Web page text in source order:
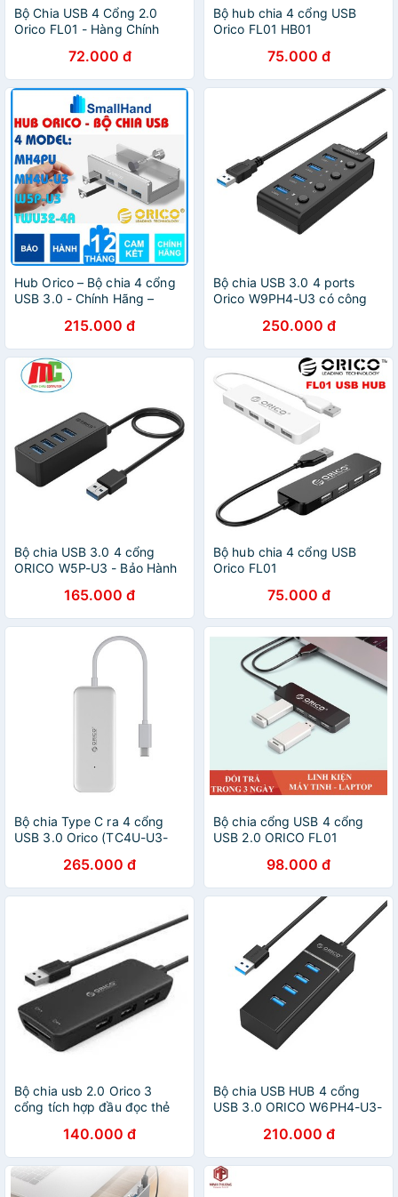
Bộ Chia USB 4 Cổng 2.0
Orico FL01 - Hàng Chính
72.000 đ
Bộ hub chia 4 cổng USB
Orico FL01 HB01
75.000 đ
Hub Orico – Bộ chia 4 cổng
USB 3.0 - Chính Hãng –
215.000 đ
Bộ chia USB 3.0 4 ports
Orico W9PH4-U3 có công
250.000 đ
Bộ chia USB 3.0 4 cổng
ORICO W5P-U3 - Bảo Hành
165.000 đ
Bộ hub chia 4 cổng USB
Orico FL01
75.000 đ
Bộ chia Type C ra 4 cổng
USB 3.0 Orico (TC4U-U3-
265.000 đ
Bộ chia cổng USB 4 cổng
USB 2.0 ORICO FL01
98.000 đ
Bộ chia usb 2.0 Orico 3
cổng tích hợp đầu đọc thẻ
140.000 đ
Bộ chia USB HUB 4 cổng
USB 3.0 ORICO W6PH4-U3-
210.000 đ